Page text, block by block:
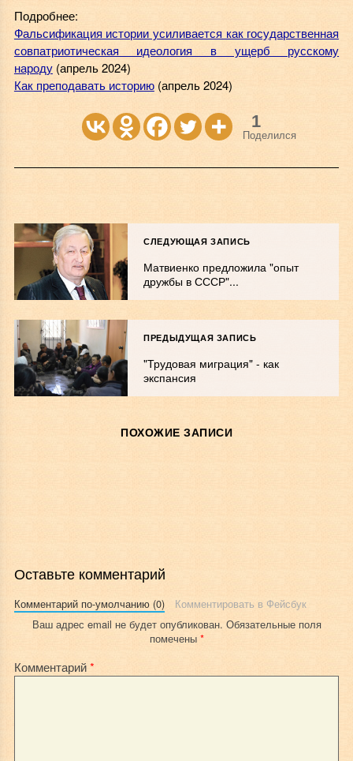
Подробнее:
Фальсификация истории усиливается как государственная
совпатриотическая идеология в ущерб русскому
народу(апрель 2024)
Как преподавать историю(апрель 2024)
1
Поделился
СЛЕДУЮЩАЯ ЗАПИСЬ
Матвиенко предложила "опыт
дружбы в СССР"...
ПРЕДЫДУЩАЯ ЗАПИСЬ
"Трудовая миграция" - как
экспансия
ПОХОЖИЕ ЗАПИСИ
Оставьте комментарий
Комментарий по-умолчанию (0)
Комментировать в Фейсбук
Ваш адрес email не будет опубликован. Обязательные поля
помечены *
Комментарий*